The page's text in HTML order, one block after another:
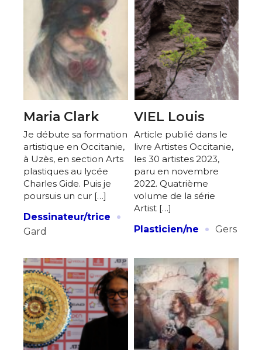
Maria Clark
Je débute sa formation
artistique en Occitanie,
à Uzès, en section Arts
plastiques au lycée
Charles Gide. Puis je
poursuis un cur […]
Dessinateur/trice
·
Gard
VIEL Louis
Article publié dans le
livre Artistes Occitanie,
les 30 artistes 2023,
paru en novembre
2022. Quatrième
volume de la série
Artist […]
Plasticien/ne
· Gers